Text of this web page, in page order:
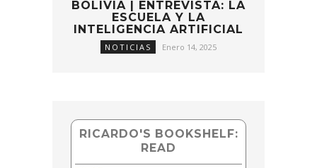
BOLIVIA | ENTREVISTA: LA
ESCUELA Y LA
INTELIGENCIA ARTIFICIAL
NOTICIAS Enero 14, 2025
RICARDO'S BOOKSHELF:
READ